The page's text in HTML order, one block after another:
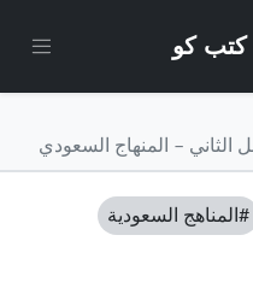
الثاني – المنهاج السعودي
#المناهج السعودية